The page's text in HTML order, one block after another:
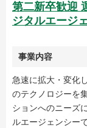
第二新卒歓迎
ジタルエージ
事業内容
急速に拡大・変化
のテクノロジーを
ションへのニーズ
ルエージェンシーで